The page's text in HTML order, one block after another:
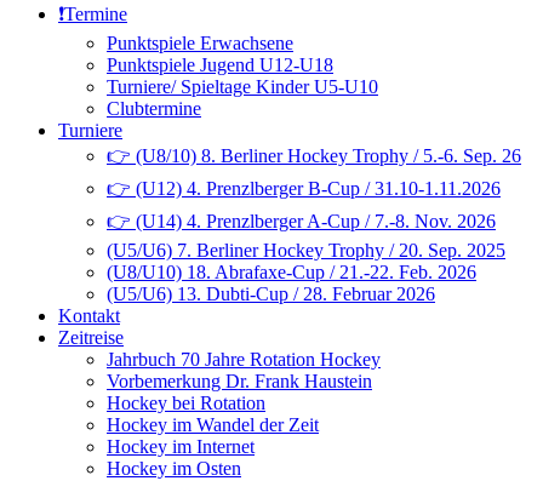
❗️Termine
Punktspiele Erwachsene
Punktspiele Jugend U12-U18
Turniere/ Spieltage Kinder U5-U10
Clubtermine
Turniere
👉 (U8/10) 8. Berliner Hockey Trophy / 5.-6. Sep. 26
👉 (U12) 4. Prenzlberger B-Cup / 31.10-1.11.2026
👉 (U14) 4. Prenzlberger A-Cup / 7.-8. Nov. 2026
(U5/U6) 7. Berliner Hockey Trophy / 20. Sep. 2025
(U8/U10) 18. Abrafaxe-Cup / 21.-22. Feb. 2026
(U5/U6) 13. Dubti-Cup / 28. Februar 2026
Kontakt
Zeitreise
Jahrbuch 70 Jahre Rotation Hockey
Vorbemerkung Dr. Frank Haustein
Hockey bei Rotation
Hockey im Wandel der Zeit
Hockey im Internet
Hockey im Osten